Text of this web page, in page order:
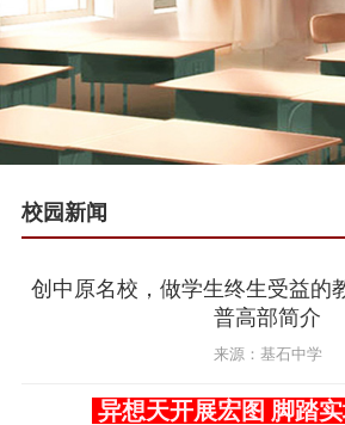
校园新闻
创中原名校，做学生终生受益
普高部简介
来源：基石中学
异想天开展宏图 脚踏